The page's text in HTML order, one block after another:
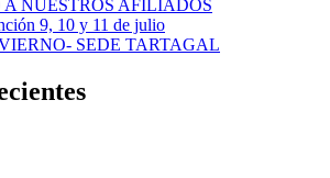
NUESTROS AFILIADOS
9, 10 y 11 de julio
SEDE TARTAGAL